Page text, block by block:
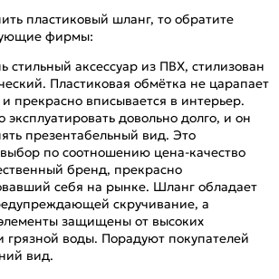
пластиковый шланг, то обратите
фирмы:
стильный аксессуар из ПВХ, стилизован
Пластиковая обмётка не царапает
прекрасно вписывается в интерьер.
довольно долго, и он
презентабельный вид. Это
по соотношению цена-качество
бренд, прекрасно
себя на рынке. Шланг обладает
скручивание, а
защищены от высоких
грязной воды. Порадуют покупателей
вид.